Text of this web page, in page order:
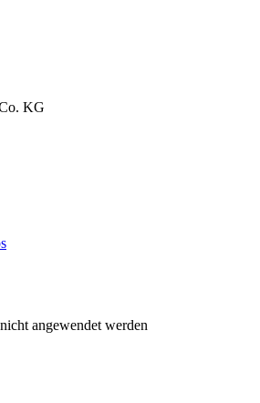
KG
angewendet werden